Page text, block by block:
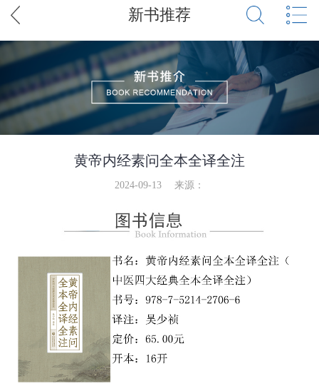
新书推荐
黄帝内经素问全本全译全注
2024-09-13 来源：